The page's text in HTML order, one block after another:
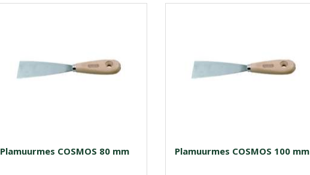
Plamuurmes COSMOS 80 mm Plamuurmes COSMOS 100 mm